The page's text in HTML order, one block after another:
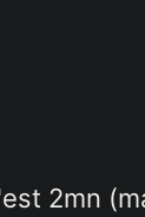
2mn